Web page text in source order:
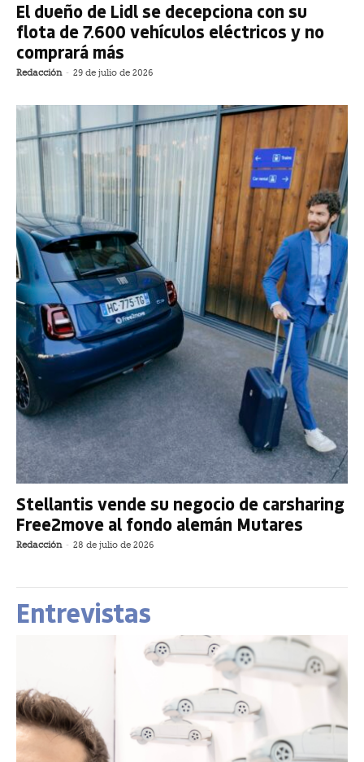
El dueño de Lidl se decepciona con su
flota de 7.600 vehículos eléctricos y no
comprará más
Redacción - 29 de julio de 2026
Stellantis vende su negocio de carsharing
Free2move al fondo alemán Mutares
Redacción - 28 de julio de 2026
Entrevistas